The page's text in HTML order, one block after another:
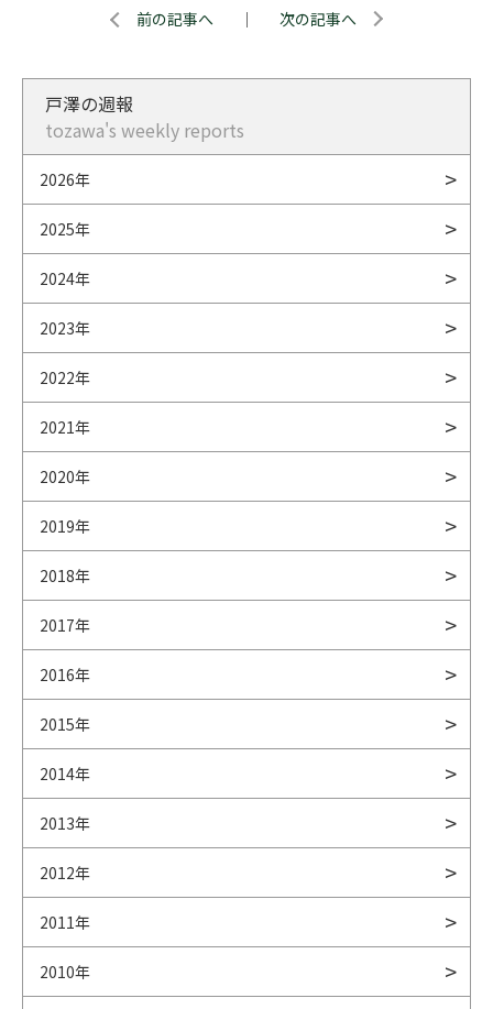
前の記事へ ｜ 次の記事へ
戸澤の週報
tozawa's weekly reports
2026年
2025年
2024年
2023年
2022年
2021年
2020年
2019年
2018年
2017年
2016年
2015年
2014年
2013年
2012年
2011年
2010年